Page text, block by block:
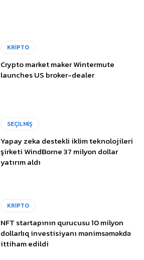
KRİPTO
Crypto market maker Wintermute
launches US broker-dealer
SEÇİLMİŞ
Yapay zeka destekli iklim teknolojileri
şirketi WindBorne 37 milyon dollar
yatırım aldı
KRİPTO
NFT startapının qurucusu 10 milyon
dollarlıq investisiyanı mənimsəməkdə
ittiham edildi